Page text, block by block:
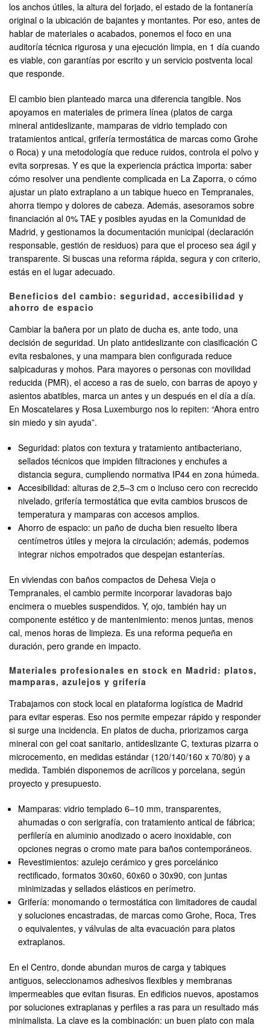
los anchos útiles, la altura del forjado, el estado de la fontanería
original o la ubicación de bajantes y montantes. Por eso, antes de
hablar de materiales o acabados, ponemos el foco en una
auditoría técnica rigurosa y una ejecución limpia, en 1 día cuando
es viable, con garantías por escrito y un servicio postventa local
que responde.
El cambio bien planteado marca una diferencia tangible. Nos
apoyamos en materiales de primera línea (platos de carga
mineral antideslizante, mamparas de vidrio templado con
tratamientos antical, grifería termostática de marcas como Grohe
o Roca) y una metodología que reduce ruidos, controla el polvo y
evita sorpresas. Y es que la experiencia práctica importa: saber
cómo resolver una pendiente complicada en La Zaporra, o cómo
ajustar un plato extraplano a un tabique hueco en Tempranales,
ahorra tiempo y dolores de cabeza. Además, asesoramos sobre
financiación al 0% TAE y posibles ayudas en la Comunidad de
Madrid, y gestionamos la documentación municipal (declaración
responsable, gestión de residuos) para que el proceso sea ágil y
transparente. Si buscas una reforma rápida, segura y con criterio,
estás en el lugar adecuado.
Beneficios del cambio: seguridad, accesibilidad y
ahorro de espacio
Cambiar la bañera por un plato de ducha es, ante todo, una
decisión de seguridad. Un plato antideslizante con clasificación C
evita resbalones, y una mampara bien configurada reduce
salpicaduras y mohos. Para mayores o personas con movilidad
reducida (PMR), el acceso a ras de suelo, con barras de apoyo y
asientos abatibles, marca un antes y un después en el día a día.
En Moscatelares y Rosa Luxemburgo nos lo repiten: “Ahora entro
sin miedo y sin ayuda”.
Seguridad: platos con textura y tratamiento antibacteriano,
sellados técnicos que impiden filtraciones y enchufes a
distancia segura, cumpliendo normativa IP44 en zona húmeda.
Accesibilidad: alturas de 2,5–3 cm o incluso cero con recrecido
nivelado, grifería termostática que evita cambios bruscos de
temperatura y mamparas con accesos amplios.
Ahorro de espacio: un paño de ducha bien resuelto libera
centímetros útiles y mejora la circulación; además, podemos
integrar nichos empotrados que despejan estanterías.
En viviendas con baños compactos de Dehesa Vieja o
Tempranales, el cambio permite incorporar lavadoras bajo
encimera o muebles suspendidos. Y, ojo, también hay un
componente estético y de mantenimiento: menos juntas, menos
cal, menos horas de limpieza. Es una reforma pequeña en
duración, pero grande en impacto.
Materiales profesionales en stock en Madrid: platos,
mamparas, azulejos y grifería
Trabajamos con stock local en plataforma logística de Madrid
para evitar esperas. Eso nos permite empezar rápido y responder
si surge una incidencia. En platos de ducha, priorizamos carga
mineral con gel coat sanitario, antideslizante C, texturas pizarra o
microcemento, en medidas estándar (120/140/160 x 70/80) y a
medida. También disponemos de acrílicos y porcelana, según
proyecto y presupuesto.
Mamparas: vidrio templado 6–10 mm, transparentes,
ahumadas o con serigrafía, con tratamiento antical de fábrica;
perfilería en aluminio anodizado o acero inoxidable, con
opciones negras o cromo mate para baños contemporáneos.
Revestimientos: azulejo cerámico y gres porcelánico
rectificado, formatos 30x60, 60x60 o 30x90, con juntas
minimizadas y sellados elásticos en perímetro.
Grifería: monomando o termostática con limitadores de caudal
y soluciones encastradas, de marcas como Grohe, Roca, Tres
o equivalentes, y válvulas de alta evacuación para platos
extraplanos.
En el Centro, donde abundan muros de carga y tabiques
antiguos, seleccionamos adhesivos flexibles y membranas
impermeables que evitan fisuras. En edificios nuevos, apostamos
por soluciones extraplanas y perfiles a ras para un resultado más
minimalista. La clave es la combinación: un buen plato con mala